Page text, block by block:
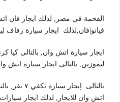
الفخمة في مصر, لذلك ايجار فان
فيانو|فان,لذلك ايجار سيارة زفاف
ايجار سيارة اتش وان, بالتالى كيا
ليموزين, بالتالى ايجار سيارة اتش
بالتالى
اتش وان للايجار, لذلك ايجار